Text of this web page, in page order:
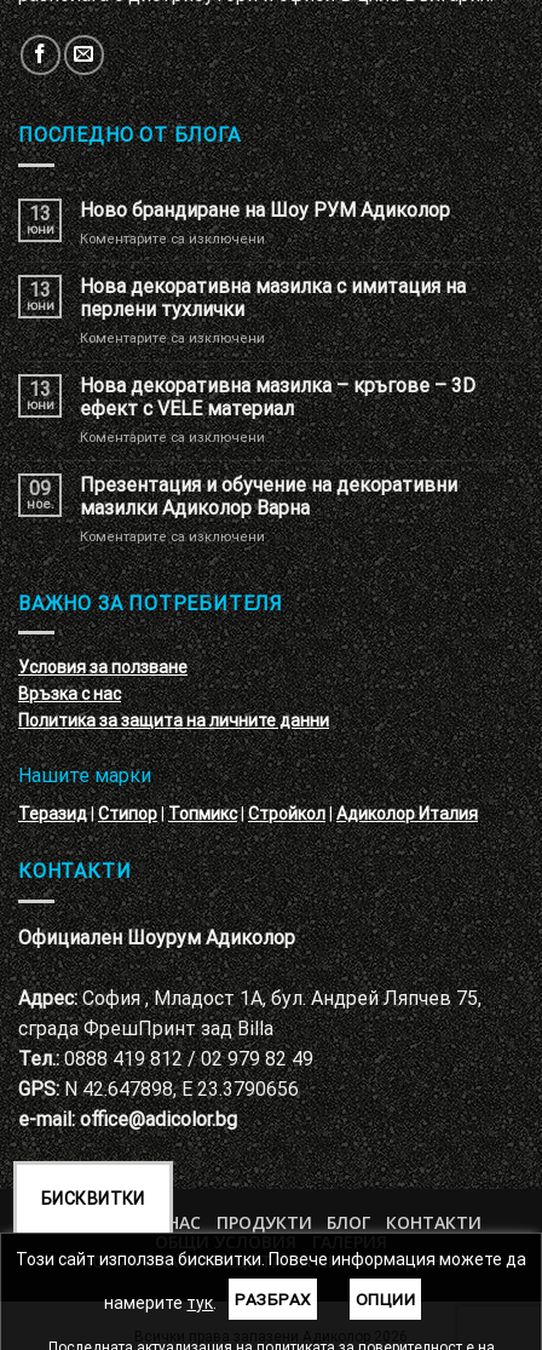
ПОСЛЕДНО ОТ БЛОГА
13
юни
Ново брандиране на Шоу РУМ Адиколор
Коментарите са изключениза
Ново
брандиране
на
Шоу
РУМ
Адиколор
13
юни
Нова декоративна мазилка с имитация на
перлени тухлички
Коментарите са изключениза
Нова
декоративна
мазилка
с
имитация
на
перлени
тухлички
13
юни
Нова декоративна мазилка – кръгове – 3D
ефект с VELE материал
Коментарите са изключениза
Нова
декоративна
мазилка
–
кръгове
–
3D
ефект
с
VELE
материал
09
ное.
Презентация и обучение на декоративни
мазилки Адиколор Варна
Коментарите са изключениза
Презентация
и
обучение
на
декоративни
мазилки
Адиколор
Варна
ВАЖНО ЗА ПОТРЕБИТЕЛЯ
Условия за ползване
Връзка с нас
Политика за защита на личните данни
Нашите марки
Теразид|Стипор|Топмикс|Стройкол|Адиколор Италия
КОНТАКТИ
Официален Шоурум Адиколор
Адрес:София , Младост 1А, бул. Андрей Ляпчев 75,
сграда ФрешПринт зад Billa
Тел.:0888 419 812 / 02 979 82 49
GPS:N 42.647898, E 23.3790656
e-mail: office@adicolor.bg
ЗА НАС ПРОДУКТИ БЛОГ
КОНТАКТИ
ОБЩИ УСЛОВИЯ
ГАЛЕРИЯ
ПОЛИТИКА ЗА ЗАЩИТА НА ЛИЧНИТЕ ДАННИ
БИСКВИТКИ
Този сайт използва бисквитки. Повече информация можете да
намерите тук. РАЗБРАХ ОПЦИИ